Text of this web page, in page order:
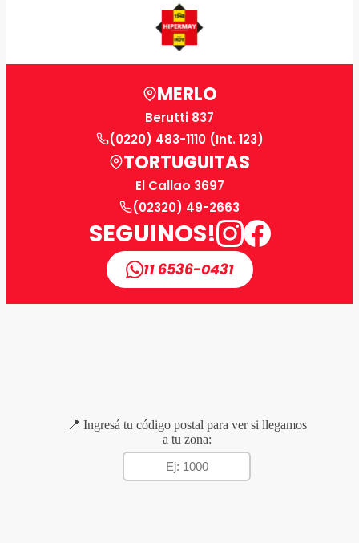
MERLO
Berutti 837
(0220) 483-1110 (Int. 123)
TORTUGUITAS
El Callao 3697
(02320) 49-2663
SEGUINOS!
11 6536-0431
📍 Ingresá tu código postal para ver si llegamos
a tu zona: